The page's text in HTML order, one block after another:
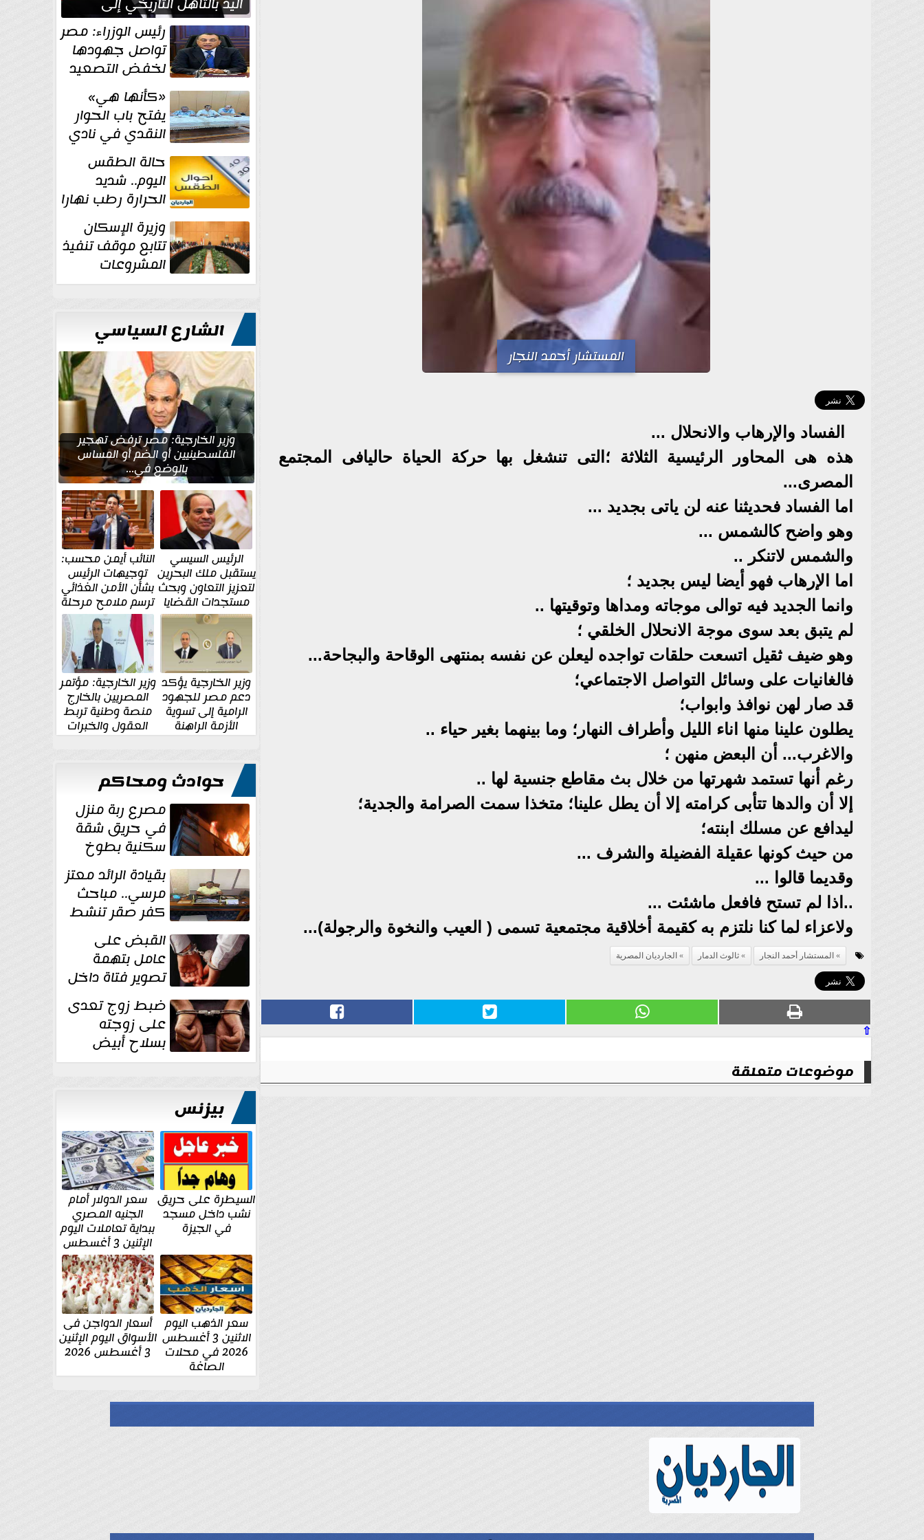
المستشار أحمد النجار
الفساد والإرهاب والانحلال ...
هذه هى المحاور الرئيسية الثلاثة ؛التى تنشغل بها حركة الحياة حاليافى المجتمع
المصرى...
اما الفساد فحديثنا عنه لن ياتى بجديد ...
وهو واضح كالشمس ...
والشمس لاتنكر ..
اما الإرهاب فهو أيضا ليس بجديد ؛
وانما الجديد فيه توالى موجاته ومداها وتوقيتها ..
لم يتبق بعد سوى موجة الانحلال الخلقي ؛
وهو ضيف ثقيل اتسعت حلقات تواجده ليعلن عن نفسه بمنتهى الوقاحة والبجاحة...
فالغانيات على وسائل التواصل الاجتماعي؛
قد صار لهن نوافذ وابواب؛
يطلون علينا منها اناء الليل وأطراف النهار؛ وما بينهما بغير حياء ..
والاغرب... أن البعض منهن ؛
رغم أنها تستمد شهرتها من خلال بث مقاطع جنسية لها ..
إلا أن والدها تتأبى كرامته إلا أن يطل علينا؛ متخذا سمت الصرامة والجدية؛
ليدافع عن مسلك ابنته؛
من حيث كونها عقيلة الفضيلة والشرف ...
وقديما قالوا ...
..اذا لم تستح فافعل ماشئت ...
ولاعزاء لما كنا نلتزم به كقيمة أخلاقية مجتمعية تسمى ( العيب والنخوة والرجولة)...
المستشار أحمد النجار ثالوث الدمار الجارديان المصرية
⇧
موضوعات متعلقة
نصف نهائي كأس العالم
رئيس الوزراء: مصر
تواصل جهودها
لخفض التصعيد
والحفاظ على
الاستقرار الإقليمي«كأنها هي»
يفتح باب الحوار
النقدي في نادي
أدب مصر الجديدة
حالة الطقس
اليوم.. شديد
الحرارة رطب نهارا
مائل للحرارة رطب
ليلا.. و... وزيرة الإسكان
تتابع موقف تنفيذ
المشروعات
والخطة
للتعميرالشارع السياسي
وزير الخارجية: مصر ترفض تهجير
الفلسطينيين أو الضم أو المساس
بالوضع في...
الرئيس السيسي
يستقبل ملك البحرين
لتعزيز التعاون وبحث
مستجدات القضايا
الإقليمية والدولية
النائب أيمن محسب:
توجيهات الرئيس
بشأن الأمن الغذائي
ترسم ملامح مرحلة
جديدة
وزير الخارجية يؤكد
دعم مصر للجهود
الرامية إلى تسوية
الأزمة الراهنة
وزير الخارجية: مؤتمر
المصريين بالخارج
منصة وطنية تربط
العقول والخبرات
المصرية بالدولة
حوادث ومحاكم
مصرع ربة منزل
في حريق شقة
سكنية بطوخ
بقيادة الرائد معتز
مرسي.. مباحث
كفر صقر تنشط
بقوة وتوجه
ضربات أمنية... القبض على
عامل بتهمة
تصوير فتاة داخل
غرفة تغيير
الملابس بمحل في...ضبط زوج تعدى
على زوجته
بسلاح أبيض
وأصابها بجرح
بيزنس
السيطرة على حريق
نشب داخل مسجد
في الجيزة
سعر الدولار أمام
الجنيه المصري
ببداية تعاملات اليوم
الإثنين 3 أغسطس
سعر الذهب اليوم
الاثنين 3 أغسطس
2026 في محلات
الصاغة
أسعار الدواجن فى
الأسواق اليوم الإثنين
3 أغسطس 2026